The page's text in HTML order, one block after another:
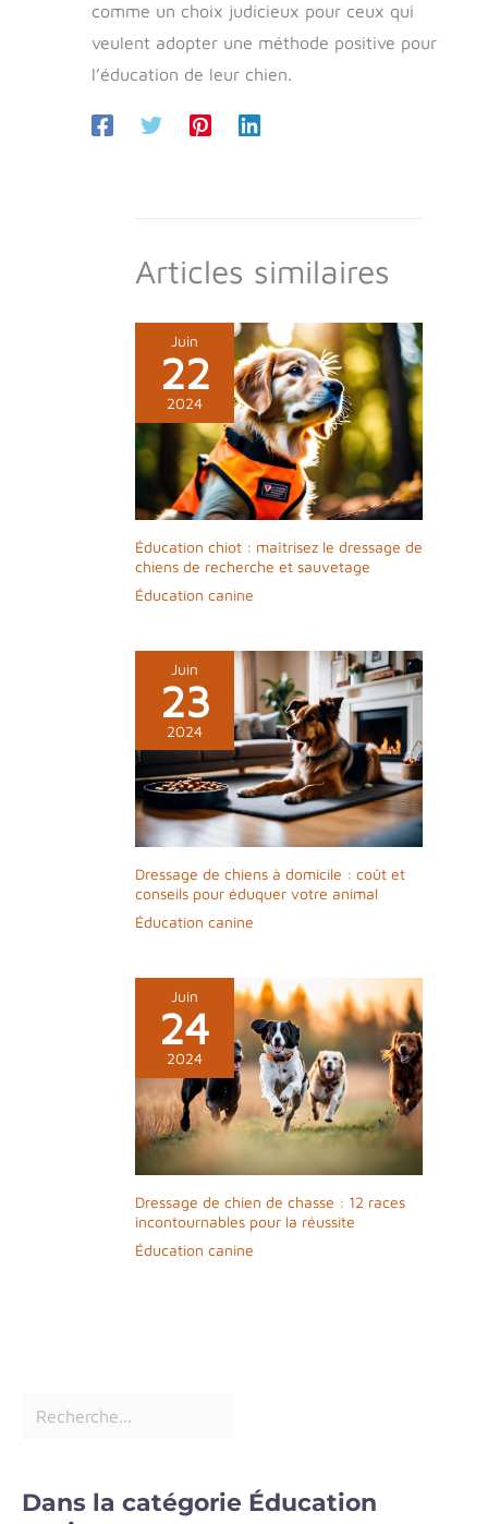
comme un choix judicieux pour ceux qui
veulent adopter une méthode positive pour
l’éducation de leur chien.
Articles similaires
Juin
22
2024
Éducation chiot : maîtrisez le dressage de
chiens de recherche et sauvetage
Éducation canine
Juin
23
2024
Dressage de chiens à domicile : coût et
conseils pour éduquer votre animal
Éducation canine
Juin
24
2024
Dressage de chien de chasse : 12 races
incontournables pour la réussite
Éducation canine
Dans la catégorie Éducation